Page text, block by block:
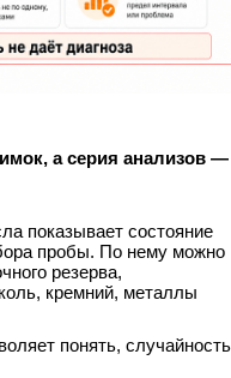
а серия анализов —
показывает состояние
пробы. По нему можно
резерва,
кремний, металлы
понять, случайность